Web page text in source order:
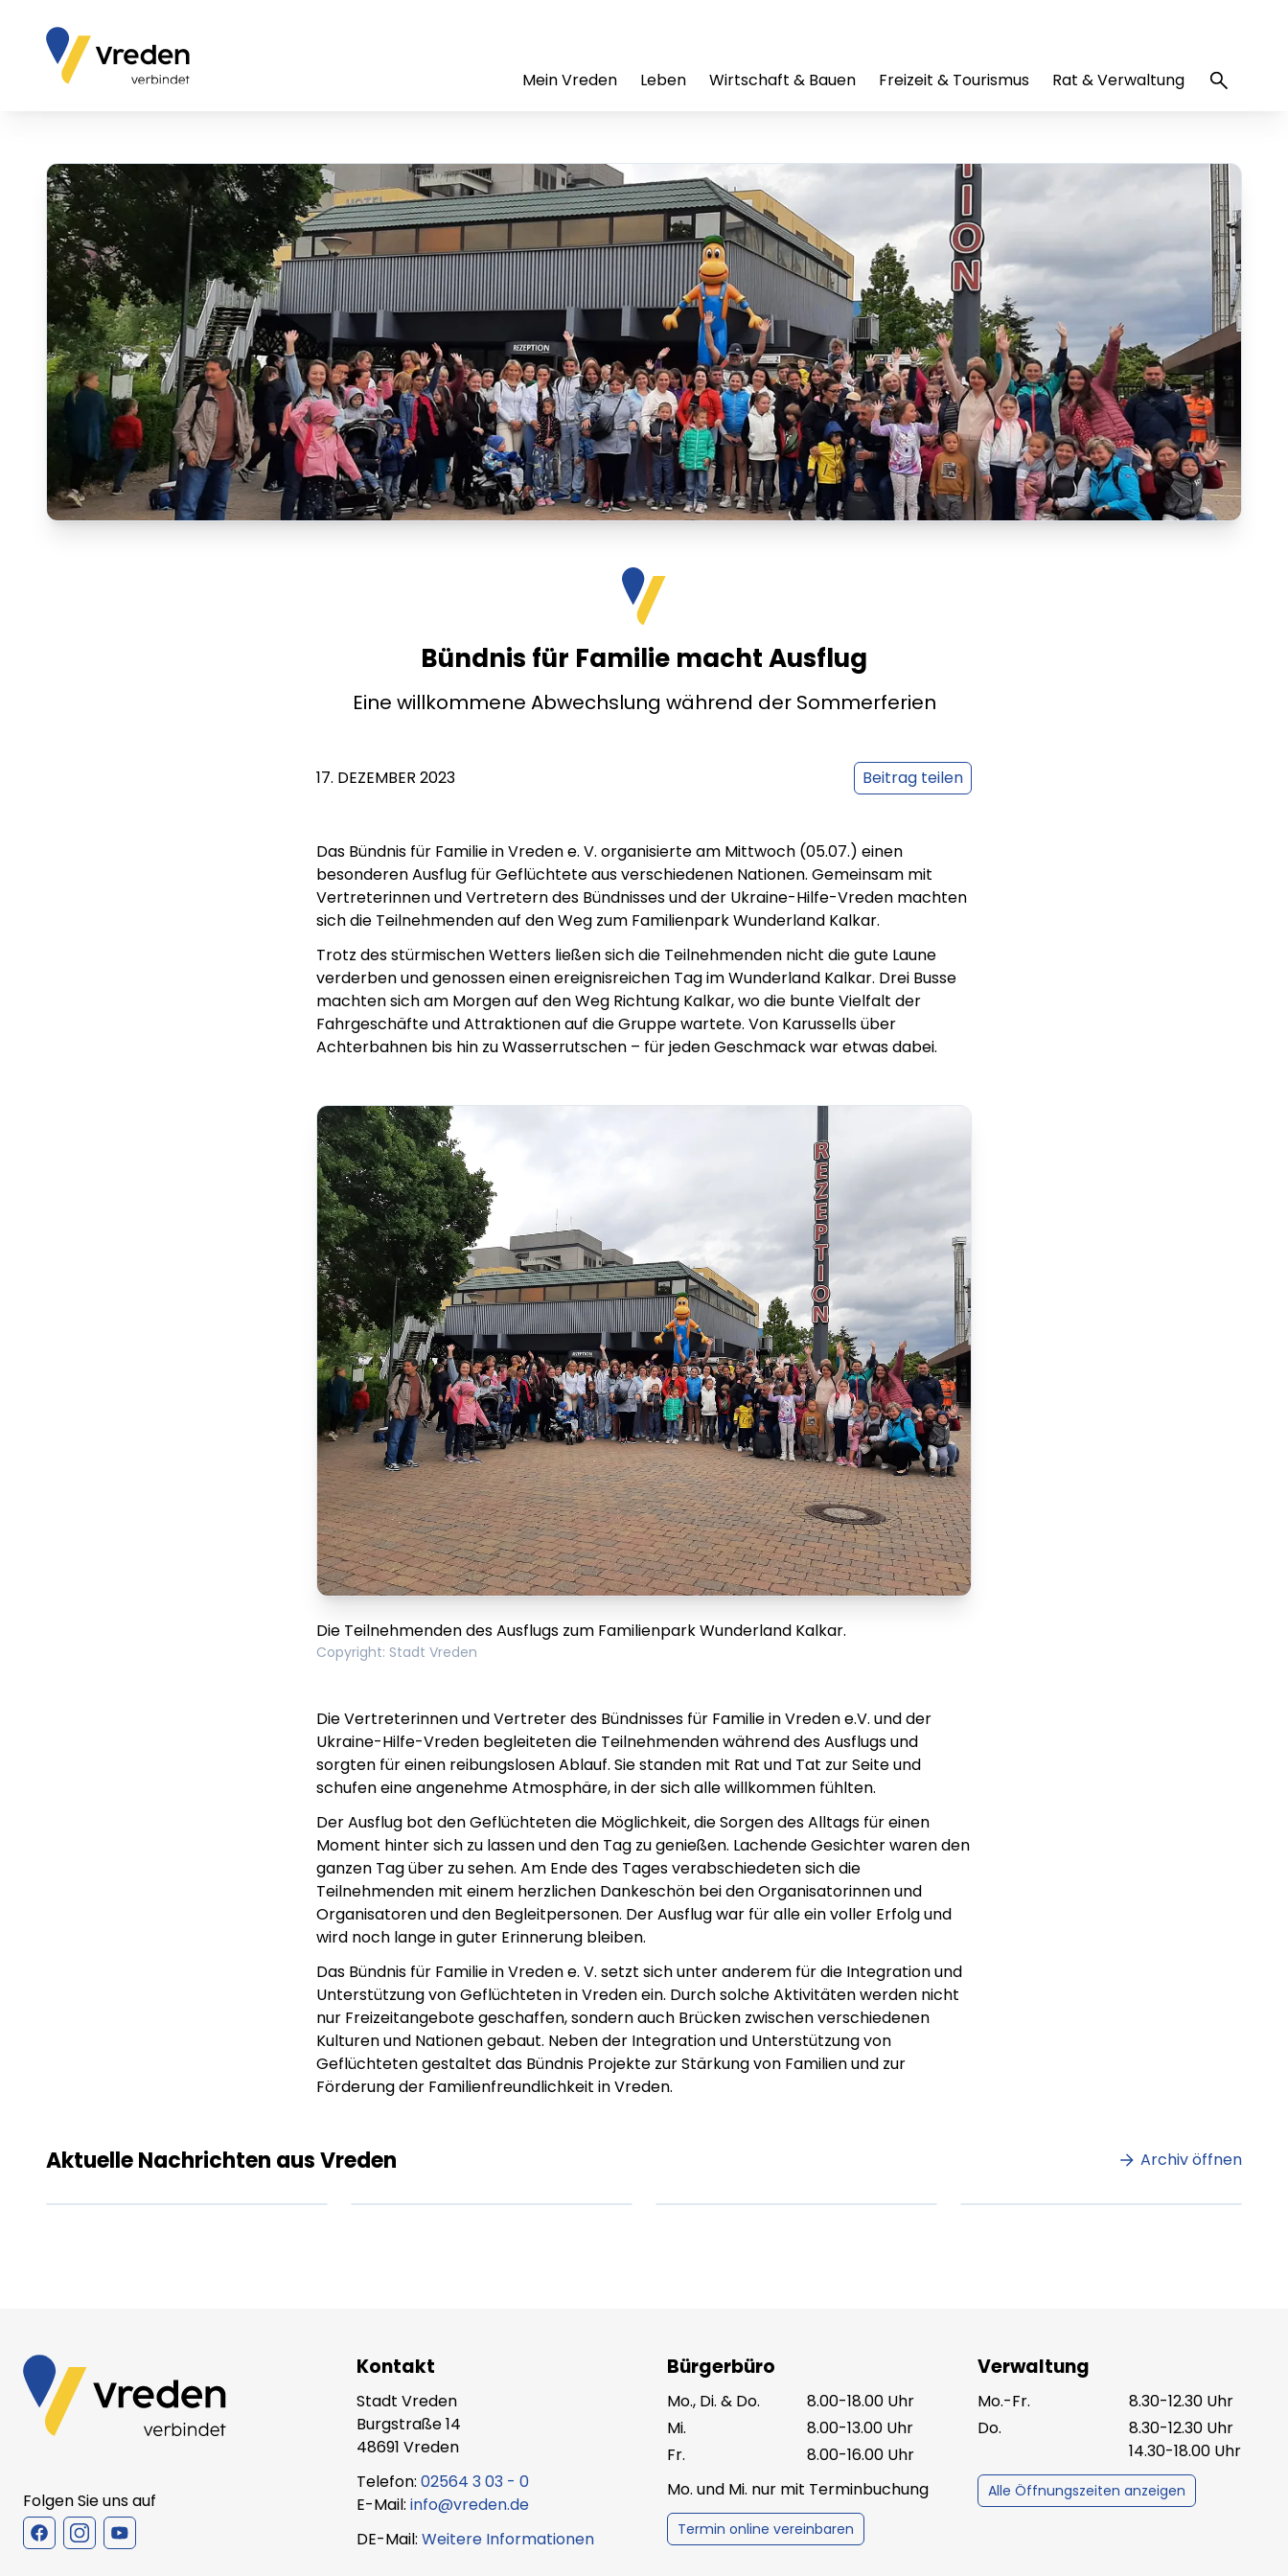
Mein Vreden Leben Wirtschaft & Bauen Freizeit & Tourismus Rat & Verwaltung
Bündnis für Familie macht Ausflug
Eine willkommene Abwechslung während der Sommerferien
17. DEZEMBER 2023 Beitrag teilen
Das Bündnis für Familie in Vreden e. V. organisierte am Mittwoch (05.07.) einen
besonderen Ausflug für Geflüchtete aus verschiedenen Nationen. Gemeinsam mit
Vertreterinnen und Vertretern des Bündnisses und der Ukraine-Hilfe-Vreden machten
sich die Teilnehmenden auf den Weg zum Familienpark Wunderland Kalkar.
Trotz des stürmischen Wetters ließen sich die Teilnehmenden nicht die gute Laune
verderben und genossen einen ereignisreichen Tag im Wunderland Kalkar. Drei Busse
machten sich am Morgen auf den Weg Richtung Kalkar, wo die bunte Vielfalt der
Fahrgeschäfte und Attraktionen auf die Gruppe wartete. Von Karussells über
Achterbahnen bis hin zu Wasserrutschen – für jeden Geschmack war etwas dabei.
Die Teilnehmenden des Ausflugs zum Familienpark Wunderland Kalkar.
Copyright: Stadt Vreden
Die Vertreterinnen und Vertreter des Bündnisses für Familie in Vreden e.V. und der
Ukraine-Hilfe-Vreden begleiteten die Teilnehmenden während des Ausflugs und
sorgten für einen reibungslosen Ablauf. Sie standen mit Rat und Tat zur Seite und
schufen eine angenehme Atmosphäre, in der sich alle willkommen fühlten.
Der Ausflug bot den Geflüchteten die Möglichkeit, die Sorgen des Alltags für einen
Moment hinter sich zu lassen und den Tag zu genießen. Lachende Gesichter waren den
ganzen Tag über zu sehen. Am Ende des Tages verabschiedeten sich die
Teilnehmenden mit einem herzlichen Dankeschön bei den Organisatorinnen und
Organisatoren und den Begleitpersonen. Der Ausflug war für alle ein voller Erfolg und
wird noch lange in guter Erinnerung bleiben.
Das Bündnis für Familie in Vreden e. V. setzt sich unter anderem für die Integration und
Unterstützung von Geflüchteten in Vreden ein. Durch solche Aktivitäten werden nicht
nur Freizeitangebote geschaffen, sondern auch Brücken zwischen verschiedenen
Kulturen und Nationen gebaut. Neben der Integration und Unterstützung von
Geflüchteten gestaltet das Bündnis Projekte zur Stärkung von Familien und zur
Förderung der Familienfreundlichkeit in Vreden.
Aktuelle Nachrichten aus Vreden Archiv öffnen
amet.
Folgen Sie uns auf
Kontakt
Stadt Vreden
Burgstraße 14
48691 Vreden
Telefon: 02564 3 03 - 0
E-Mail: info@vreden.de
DE-Mail: Weitere Informationen
Bürgerbüro
Mo., Di. & Do.
8.00-18.00 Uhr
Mi.
8.00-13.00 Uhr
Fr.
8.00-16.00 Uhr
Mo. und Mi. nur mit Terminbuchung
Termin online vereinbaren
Verwaltung
Mo.-Fr.
8.30-12.30 Uhr
Do.
8.30-12.30 Uhr
14.30-18.00 Uhr
Alle Öffnungszeiten anzeigen